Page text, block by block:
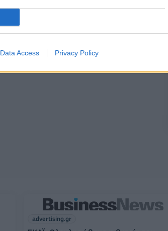
Data Access Privacy Policy
advertising.gr